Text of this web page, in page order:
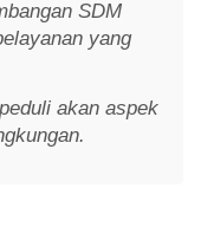
SDM
yang
akan aspek